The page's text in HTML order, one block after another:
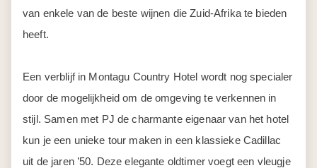
van enkele van de beste wijnen die Zuid-Afrika te bieden
heeft.
Een verblijf in Montagu Country Hotel wordt nog specialer
door de mogelijkheid om de omgeving te verkennen in
stijl. Samen met PJ de charmante eigenaar van het hotel
kun je een unieke tour maken in een klassieke Cadillac
uit de jaren ’50. Deze elegante oldtimer voegt een vleugje